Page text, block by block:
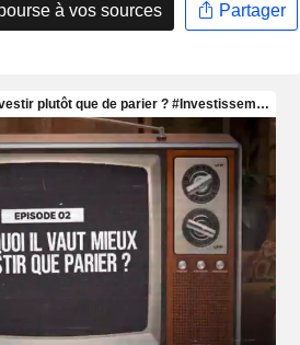
à vos sources Partager